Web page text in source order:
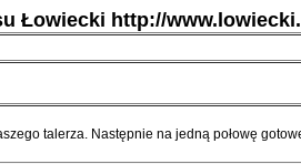
Łowiecki http://
talerza. Następnie na jedną połowę